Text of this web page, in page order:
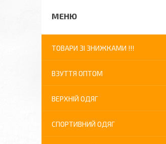
ТОВАРИ ЗІ ЗНИЖКАМИ !!!
ВЗУТТЯ ОПТОМ
ВЕРХНІЙ ОДЯГ
СПОРТИВНИЙ ОДЯГ